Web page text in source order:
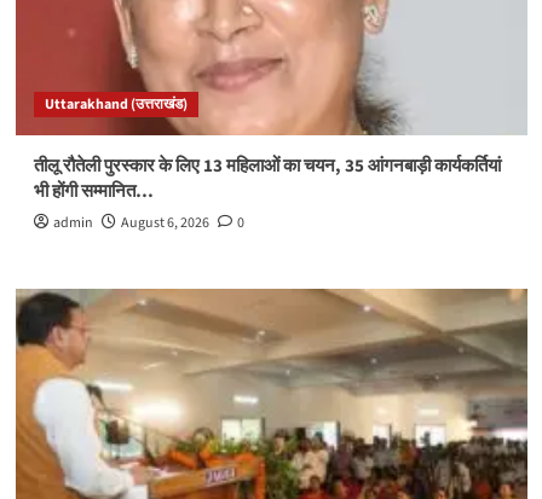
Uttarakhand (उत्तराखंड)
तीलू रौतेली पुरस्कार के लिए 13 महिलाओं का चयन, 35 आंगनबाड़ी कार्यकर्तियां
भी होंगी सम्मानित…
admin August 6, 2026 0